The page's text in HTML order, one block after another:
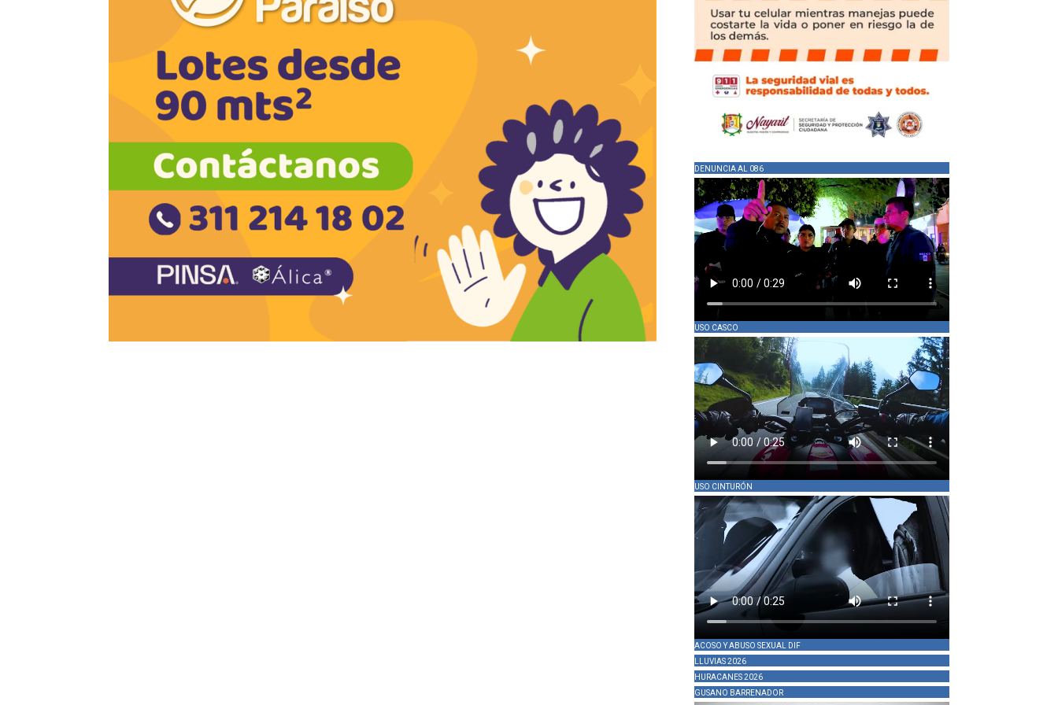
DENUNCIA AL 086
USO CASCO
USO CINTURÓN
ACOSO Y ABUSO SEXUAL DIF
LLUVIAS 2026
HURACANES 2026
GUSANO BARRENADOR